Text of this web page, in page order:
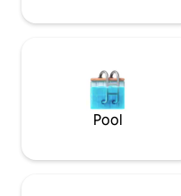
mahjong table, or a
kan du ha en oförglömlig
med tre förtrogna eller
med havsbrisen på däck,
mat, prata om livet.
Pool